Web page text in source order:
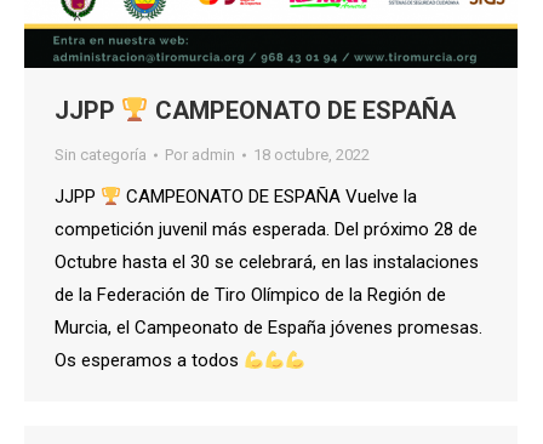
JJPP CAMPEONATO DE ESPAÑA
Sin categoría Por admin 18 octubre, 2022
JJPP
CAMPEONATO DE ESPAÑA Vuelve la
competición juvenil más esperada. Del próximo 28 de
Octubre hasta el 30 se celebrará, en las instalaciones
de la Federación de Tiro Olímpico de la Región de
Murcia, el Campeonato de España jóvenes promesas.
Os esperamos a todos